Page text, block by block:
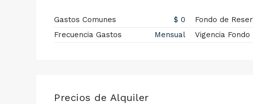
Gastos Comunes
$ 0
Frecuencia Gastos
Mensual
Fondo de
Vigencia Fondo
Precios de Alquiler